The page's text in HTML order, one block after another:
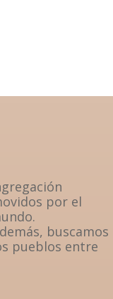
por el
buscamos
pueblos entre